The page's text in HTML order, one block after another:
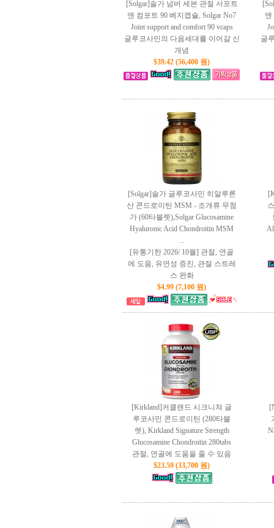
[Solgar]솔가 넘버 세븐 관절 서포트
앤 컴포트 90 베지캡슐, Solgar No7
Joint support and comfort 90 vcaps
글루코사민의 다음세대를 이어갈 신
개념
$39.42 (56,400 원)
앤
글
[Solgar]솔가 글루코사민 히알루론
산 콘드로이틴 MSM - 조개류 무첨
가 (60타블렛),Solgar Glucosamine
Hyaluronic Acid Chondroitin MSM
...
[유통기한 2026/ 10월] 관절, 연골
에 도움, 유연성 증진, 관절 스트레
스 완화
$4.99 (7,100 원)
[Kirkland]커클랜드 시크니쳐 글
루코사민 콘드로이틴 (280타블
렛), Kirkland Signature Strength
Glucosamine Chondroitin 280tabs
관절, 연골에 도움을 줄 수 있음
$23.59 (33,700 원)